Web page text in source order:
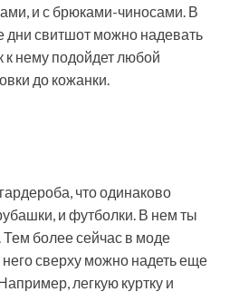
и с брюками-чиносами. В
свитшот можно надевать
к нему подойдет любой
до кожанки.
что одинаково
и футболки. В нем ты
более сейчас в моде
сверху можно надеть еще
легкую куртку и